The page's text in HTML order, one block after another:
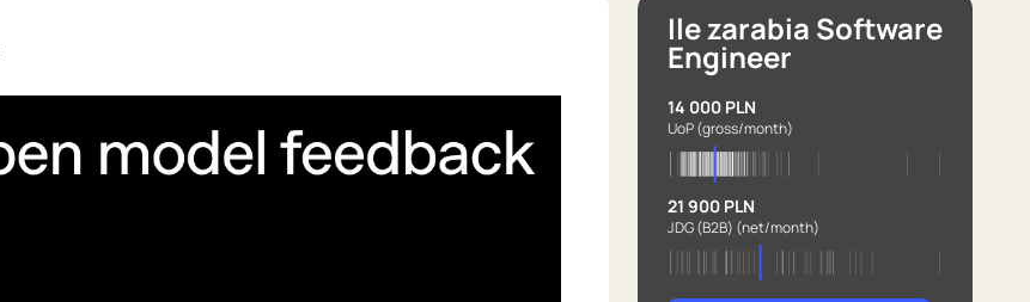
Ile zarabia Software
Engineer
14 000 PLN
UoP(gross/month)
21 900 PLN
JDG (B2B) (net/month)